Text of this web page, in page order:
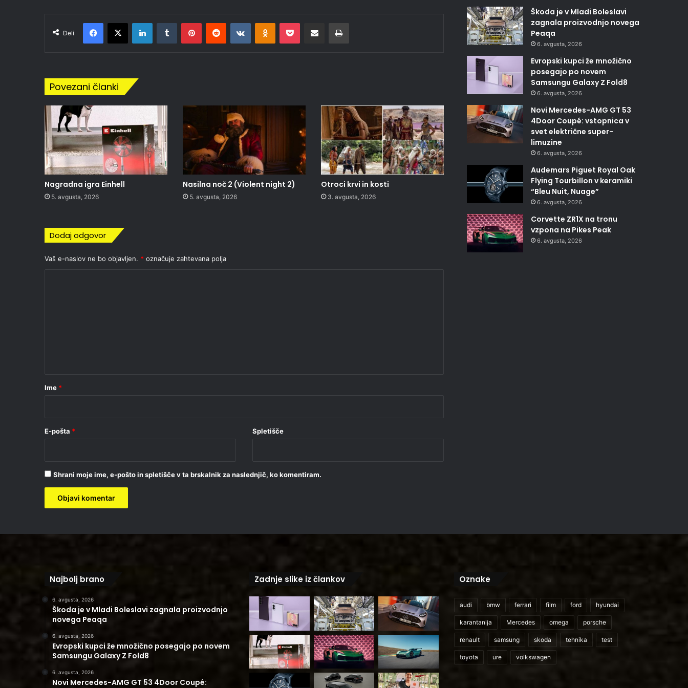
Deli
Facebook
X LinkedInTumblr PinterestReddit VKontakteOdnoklassniki
Pocket Deli po epošti Natisni
Povezani članki
Nagradna igra Einhell
5. avgusta, 2026
Nasilna noč 2 (Violent night 2)
5. avgusta, 2026
Otroci krvi in kosti
3. avgusta, 2026
Dodaj odgovor
Vaš e-naslov ne bo objavljen. * označuje zahtevana polja
rIme *
E-pošta * Spletišče
Shrani moje ime, e-pošto in spletišče v ta brskalnik za naslednjič, ko komentiram.
Škoda je v Mladi Boleslavi
zagnala proizvodnjo novega
Peaqa
6. avgusta, 2026
Evropski kupci že množično
posegajo po novem
Samsungu Galaxy Z Fold8
6. avgusta, 2026
Novi Mercedes-AMG GT 53
4Door Coupé: vstopnica v
svet električne super-
limuzine
6. avgusta, 2026
Audemars Piguet Royal Oak
Flying Tourbillon v keramiki
“Bleu Nuit, Nuage”
6. avgusta, 2026
Corvette ZR1X na tronu
vzpona na Pikes Peak
6. avgusta, 2026
Najbolj brano
6. avgusta, 2026
Škoda je v Mladi Boleslavi zagnala proizvodnjo
novega Peaqa
6. avgusta, 2026
Evropski kupci že množično posegajo po novem
Samsungu Galaxy Z Fold8
6. avgusta, 2026
Novi Mercedes-AMG GT 53 4Door Coupé:
Zadnje slike iz člankov Oznake
audi bmw ferrari film ford hyundai
karantanija Mercedes omega porsche
renault samsung skoda tehnika test
toyota ure volkswagen